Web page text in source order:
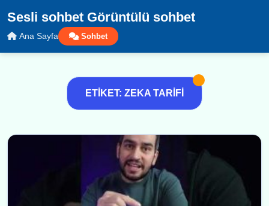
Sesli sohbet Görüntülü sohbet
Ana Sayfa Sohbet
ETIKET: ZEKA TARIFI